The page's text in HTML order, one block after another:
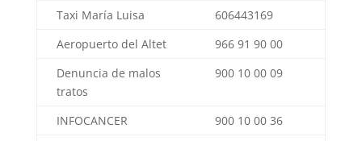
Taxi María Luisa
606443169
Aeropuerto del Altet
966 91 90 00
Denuncia de malos
tratos
900 10 00 09
INFOCANCER
900 10 00 36